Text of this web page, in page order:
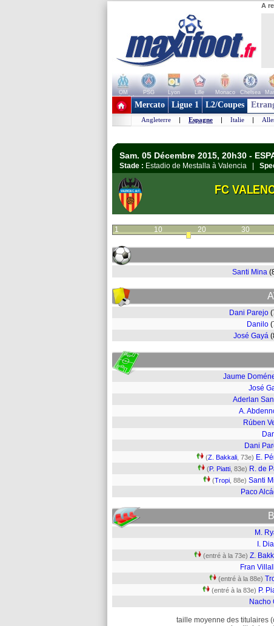
A
OM PSG Lyon Lille Monaco Chelsea
+ de clubs
Mercato Ligue 1 L2/Coupes
Angleterre | Espagne | Italie |
Sam. 05 Décembre 2015, 20h30 -
Stade : Estadio de Mestalla à Valencia |
FC
1 10 20 30
Santi Mina
Dani Parejo
Danilo
José Gayá
Jaume
José
Aderlan
A.
Rúben
Dani
(Z. Bakkali , 73e) E.
(P. Piatti , 83e) R. de
(Tropi , 88e) Santi
Paco
M.
I.
(entré à la 73e) Z.
Fran
(entré à la 88e)
(entré à la 83e) P.
Nacho
taille moyenne des titulaires